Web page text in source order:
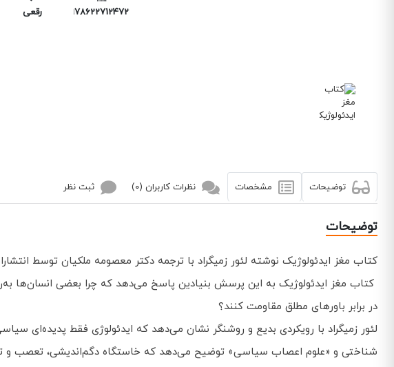
9786227124729 رقعی
توضیحات مشخصات نظرات کاربران (0) ثبت نظر
توضیحات
کتاب مغز ایدئولوژیک نوشته لئور زمیگراد با ترجمه دکتر معصومه ملکیان توسط
کتاب مغز ایدئولوژیک به این پرسش بنیادین پاسخ می‌دهد که چرا بعضی انسان‌ها
در برابر باورهای مطلق مقاومت کنند؟
لئور زمیگراد با رویکردی بدیع و روشنگر نشان می‌دهد که ایدئولوژی فقط پدیده‌ای
شناختی و «علوم اعصاب سیاسی» توضیح می‌دهد که خاستگاه دگم‌اندیشی، تعصب و